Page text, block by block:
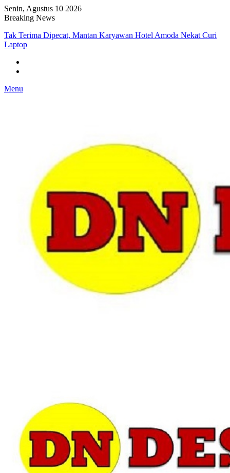
Senin, Agustus 10 2026
Breaking News
Tak Terima Dipecat, Mantan Karyawan Hotel Amoda Nekat Curi
Laptop
Menu